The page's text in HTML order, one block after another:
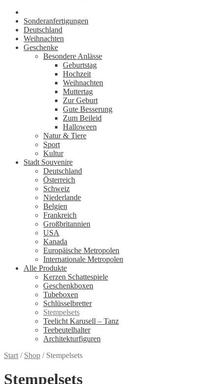
Sonderanfertigungen
Deutschland
Weihnachten
Geschenke
Besondere Anlässe
Geburtstag
Hochzeit
Weihnachten
Muttertag
Zur Geburt
Gute Besserung
Zum Beileid
Halloween
Natur & Tiere
Sport
Kultur
Stadt Souvenire
Deutschland
Österreich
Schweiz
Niederlande
Belgien
Frankreich
Großbritannien
USA
Kanada
Europäische Metropolen
Internationale Metropolen
Alle Produkte
Kerzen Schattespiele
Geschenkboxen
Tubeboxen
Schlüsselbretter
Stempelsets
Teelicht Karusell – Tanz
Teebeutelhalter
Architekturfiguren
Start / Shop / Stempelsets
Stempelsets